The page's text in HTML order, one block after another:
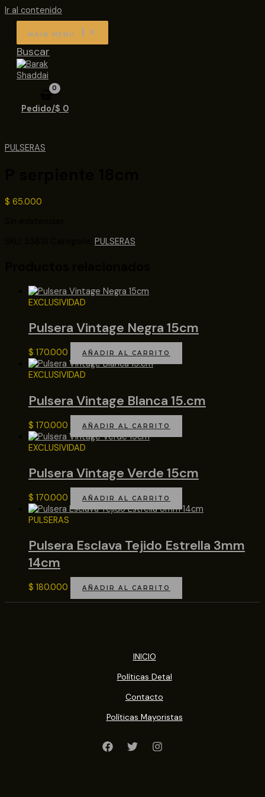
Ir al contenido
MAIN MENU
Buscar
Pedido/$ 0
PULSERAS
$ 65.000
PULSERAS
EXCLUSIVIDAD
Pulsera Vintage Negra 15cm
$ 170.000 AÑADIR AL CARRITO
EXCLUSIVIDAD
Pulsera Vintage Blanca 15.cm
$ 170.000 AÑADIR AL CARRITO
EXCLUSIVIDAD
Pulsera Vintage Verde 15cm
$ 170.000 AÑADIR AL CARRITO
PULSERAS
Pulsera Esclava Tejido Estrella 3mm
14cm
$ 180.000 AÑADIR AL CARRITO
INICIO
Políticas Detal
Contacto
Políticas Mayoristas